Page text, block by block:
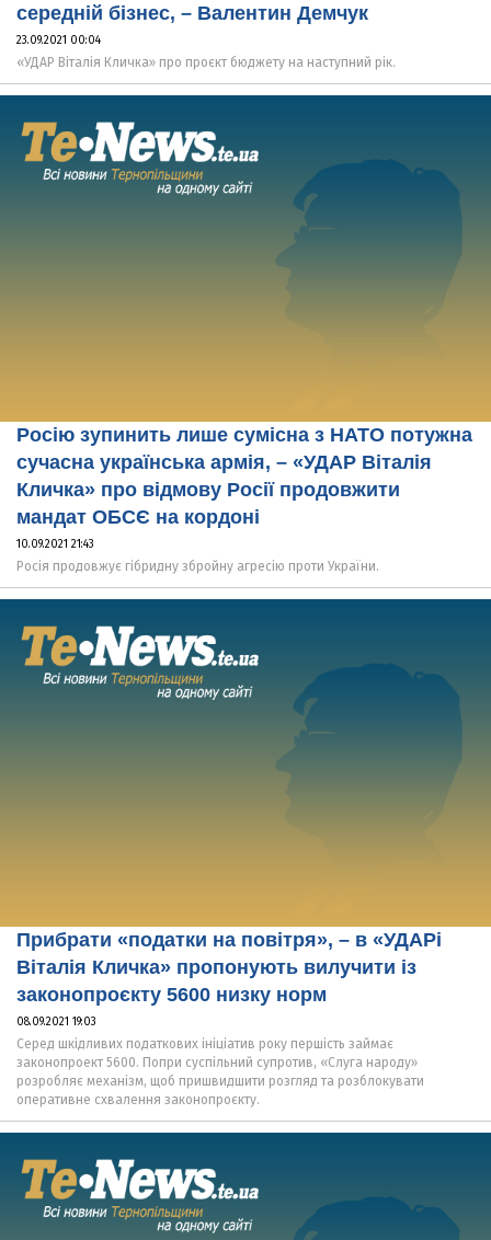
середній бізнес, – Валентин Демчук
23.09.2021 00:04
«УДАР Віталія Кличка» про проєкт бюджету на наступний рік.
Росію зупинить лише сумісна з НАТО потужна
сучасна українська армія, – «УДАР Віталія
Кличка» про відмову Росії продовжити
мандат ОБСЄ на кордоні
10.09.2021 21:43
Росія продовжує гібридну збройну агресію проти України.
Прибрати «податки на повітря», – в «УДАРі
Віталія Кличка» пропонують вилучити із
законопроєкту 5600 низку норм
08.09.2021 19:03
Серед шкідливих податкових ініціатив року першість займає
законопроект 5600. Попри суспільний супротив, «Слуга народу»
розробляє механізм, щоб пришвидшити розгляд та розблокувати
оперативне схвалення законопроєкту.